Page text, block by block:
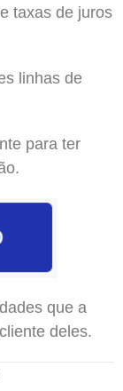
taxas de juros
linhas de
para ter
que a
deles.